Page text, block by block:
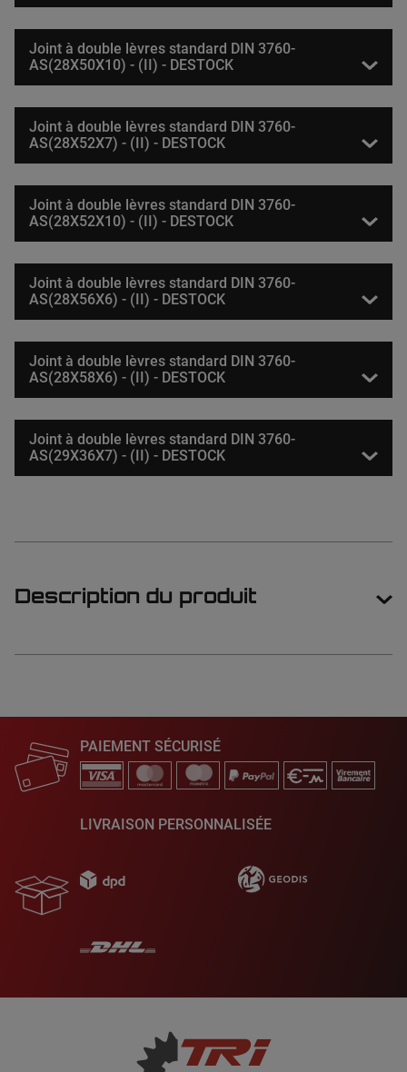
Joint à double lèvres standard DIN 3760-
AS(28X50X10) - (II) - DESTOCK
Joint à double lèvres standard DIN 3760-
AS(28X52X7) - (II) - DESTOCK
Joint à double lèvres standard DIN 3760-
AS(28X52X10) - (II) - DESTOCK
Joint à double lèvres standard DIN 3760-
AS(28X56X6) - (II) - DESTOCK
Joint à double lèvres standard DIN 3760-
AS(28X58X6) - (II) - DESTOCK
Joint à double lèvres standard DIN 3760-
AS(29X36X7) - (II) - DESTOCK
Description du produit
PAIEMENT SÉCURISÉ
LIVRAISON PERSONNALISÉE